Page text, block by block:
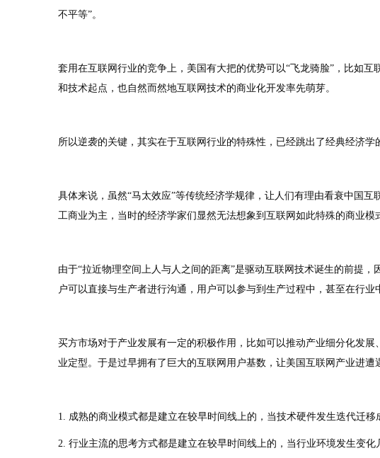
不平等”。
套用在互联网行业的竞争上，美国有大把的优势可以“飞龙骑脸”，比如
和技术起点，也自然而然地互联网技术的商业化开发率先萌芽。
所以逆袭的关键，其实在于互联网行业的特殊性，已经跳出了经典经济学
具体来说，虽然“马太效应”等传统经济学规律，让人们有理由看衰中国
工商业为主，当时的经济学家们显然无法想象到互联网如此特殊的商业模
由于“拉近物理空间上人与人之间的距离”是驱动互联网技术诞生的前提
户可以直接与生产者进行沟通，用户可以参与到生产过程中，甚至在行
买方市场对于产业发展有一定的积极作用，比如可以推动产业细分化发
业定型。于是过早拥有了巨大的互联网用户基数，让美国互联网产业进遭
1. 成熟的商业模式都是建立在较早时间线上的，当技术硬件发生迭代迁移
2. 行业主流的思考方式都是建立在较早时间线上的，当行业环境发生变化